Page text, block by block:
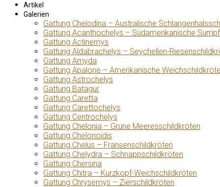
Artikel
Galerien
Gattung Chelodina – Australische
Gattung Acanthochelys – Südamerikanische
Gattung Actinemys
Gattung Aldabrachelys – Seychellen-
Gattung Amyda
Gattung Apalone – Amerikanische
Gattung Astrochelys
Gattung Batagur
Gattung Caretta
Gattung Carettochelys
Gattung Centrochelys
Gattung Chelonia – Grüne Meeresschildkröten
Gattung Chelonoidis
Gattung Chelus – Fransenschildkröten
Gattung Chelydra – Schnappschildkröten
Gattung Chersina
Gattung Chitra – Kurzkopf-Weichschildkröten
Gattung Chrysemys – Zierschildkröten